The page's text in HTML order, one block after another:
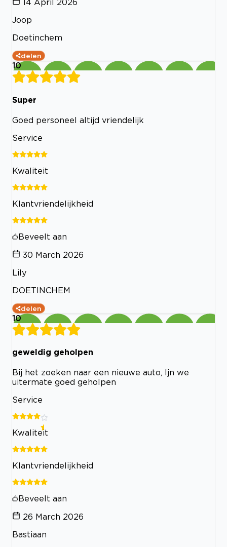
14 April 2026
Joop
Doetinchem
delen
10
Super
Goed personeel altijd vriendelijk
Service
Kwaliteit
Klantvriendelijkheid
Beveelt aan
30 March 2026
Lily
DOETINCHEM
delen
10
geweldig geholpen
Bij het zoeken naar een nieuwe auto, Ijn we
uitermate goed geholpen
Service
Kwaliteit
Klantvriendelijkheid
Beveelt aan
26 March 2026
Bastiaan